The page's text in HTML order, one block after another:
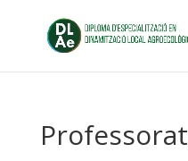
Professorat